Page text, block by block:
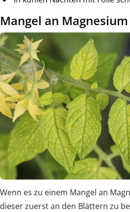
Mangel an Magnesium
Wenn es zu einem Mangel an
dieser zuerst an den Blättern zu